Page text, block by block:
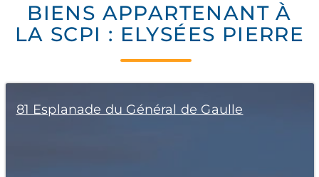
BIENS APPARTENANT À
LA SCPI : ELYSÉES PIERRE
81 Esplanade du Général de Gaulle